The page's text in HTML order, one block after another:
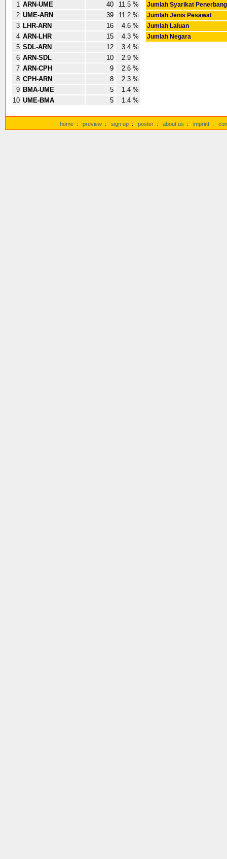
1 ARN-UME 40
11.5 %
2 UME-ARN 39
11.2 %
3 LHR-ARN 16
4.6 %
4 ARN-LHR 15
4.3 %
5 SDL-ARN 12
3.4 %
6 ARN-SDL 10
2.9 %
7 ARN-CPH 9
2.6 %
8 CPH-ARN 8
2.3 %
9 BMA-UME 5
1.4 %
10 UME-BMA 5 1.4 %
Jumlah Syarikat
Jumlah Jenis Pesawat
Jumlah Laluan
Jumlah Negara
home : preview : sign up : poster : about us : imprint :